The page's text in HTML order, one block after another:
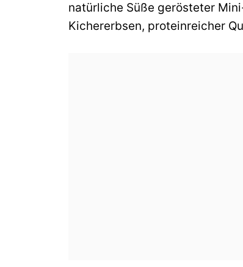
natürliche Süße gerösteter
Kichererbsen, proteinreicher